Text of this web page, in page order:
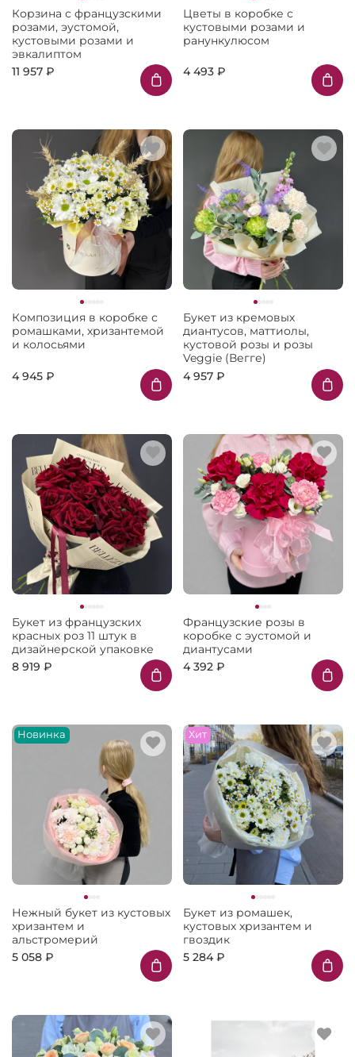
Корзина с французскими
розами, эустомой,
кустовыми розами и
эвкалиптом
11 957 ₽
Цветы в коробке с
кустовыми розами и
ранункулюсом
4 493 ₽
Композиция в коробке с
ромашками, хризантемой
и колосьями
4 945 ₽
Букет из кремовых
диантусов, маттиолы,
кустовой розы и розы
Veggie (Вегге)
4 957 ₽
Букет из французских
красных роз 11 штук в
дизайнерской упаковке
8 919 ₽
Французские розы в
коробке с эустомой и
диантусами
4 392 ₽
Новинка
Нежный букет из кустовых
хризантем и
альстромерий
5 058 ₽
Хит
Букет из ромашек,
кустовых хризантем и
гвоздик
5 284 ₽